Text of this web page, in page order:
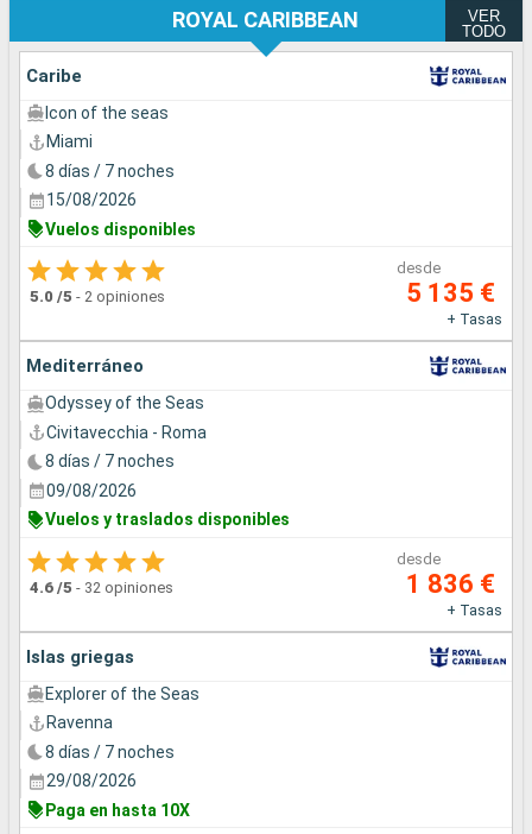
ROYAL CARIBBEAN
VER
TODO
Caribe
Icon of the seas
Miami
8 días / 7 noches
15/08/2026
Vuelos disponibles
5.0 /5 - 2 opiniones
desde
5 135 €
+ Tasas
Mediterráneo
Odyssey of the Seas
Civitavecchia - Roma
8 días / 7 noches
09/08/2026
Vuelos y traslados disponibles
4.6 /5 - 32 opiniones
desde
1 836 €
+ Tasas
Islas griegas
Explorer of the Seas
Ravenna
8 días / 7 noches
29/08/2026
Paga en hasta 10X